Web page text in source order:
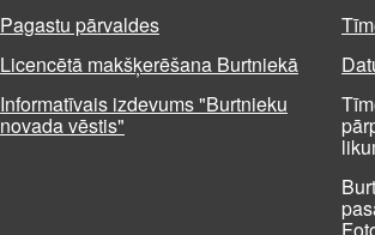
Pagastu pārvaldes
Licencētā makšķerēšana Burtniekā
Informatīvais izdevums "Burtnieku
novada vēstis"